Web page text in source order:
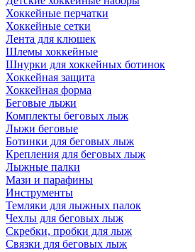
Хоккейные перчатки
Хоккейные сетки
Лента для клюшек
Шлемы хоккейные
Шнурки для хоккейных ботинок
Хоккейная защита
Хоккейная форма
Беговые лыжи
Комплекты беговых лыж
Лыжи беговые
Ботинки для беговых лыж
Крепления для беговых лыж
Лыжные палки
Мази и парафины
Инструменты
Темляки для лыжных палок
Чехлы для беговых лыж
Скребки, пробки для лыж
Связки для беговых лыж